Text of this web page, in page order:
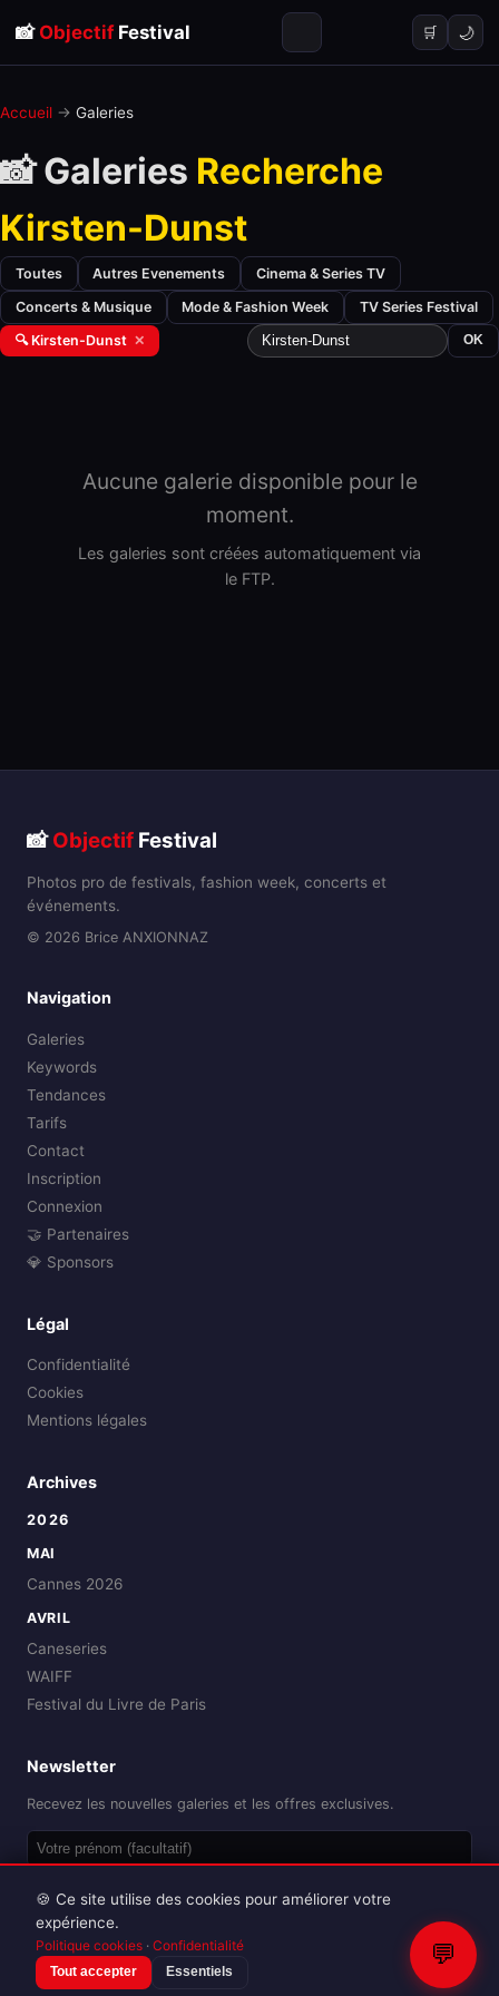
📸 ObjectifFestival 🛒 🌙
Accueil → Galeries
📸 Galeries Recherche
Kirsten-Dunst
Toutes Autres Evenements Cinema & Series TV
Concerts & Musique Mode & Fashion Week TV Series Festival
🔍 Kirsten-Dunst ✕ OK
Aucune galerie disponible pour le
moment.
Les galeries sont créées automatiquement via
le FTP.
📸Objectif Festival
Photos pro de festivals, fashion week, concerts et
événements.
© 2026 Brice ANXIONNAZ
Navigation
Galeries
Keywords
Tendances
Tarifs
Contact
Inscription
Connexion
🤝 Partenaires
💎 Sponsors
Légal
Confidentialité
Cookies
Mentions légales
Archives
2026
MAI
Cannes 2026
AVRIL
Caneseries
WAIFF
Festival du Livre de Paris
Newsletter
Recevez les nouvelles galeries et les offres exclusives.
Reproduction interdite sans autorisation.
💬
🍪 Ce site utilise des cookies pour améliorer votre
expérience.
Politique cookies · Confidentialité
Tout accepter Essentiels